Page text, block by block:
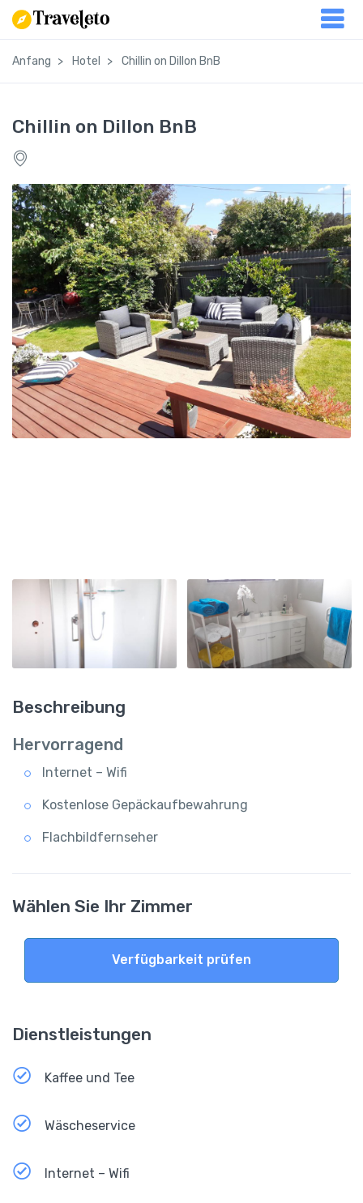
Anfang Hotel Chillin on Dillon BnB
Chillin on Dillon BnB
Beschreibung
Hervorragend
Internet – Wifi
Kostenlose Gepäckaufbewahrung
Flachbildfernseher
Wählen Sie Ihr Zimmer
Verfügbarkeit prüfen
Dienstleistungen
Kaffee und Tee
Wäscheservice
Internet – Wifi